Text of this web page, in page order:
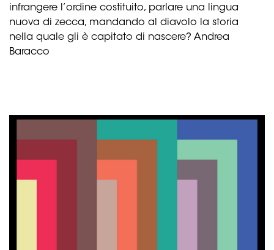
infrangere l’ordine costituito, parlare una lingua
nuova di zecca, mandando al diavolo la storia
nella quale gli è capitato di nascere? Andrea
Baracco